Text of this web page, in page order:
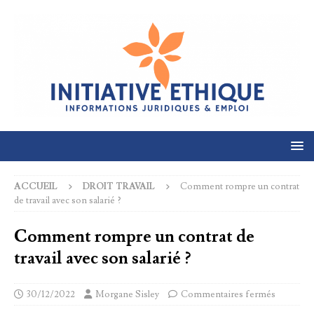
ACCUEIL DROIT TRAVAIL
Comment rompre un contrat
de travail avec son salarié ?
Comment rompre un contrat de
travail avec son salarié ?
30/12/2022 Morgane Sisley Commentaires fermés